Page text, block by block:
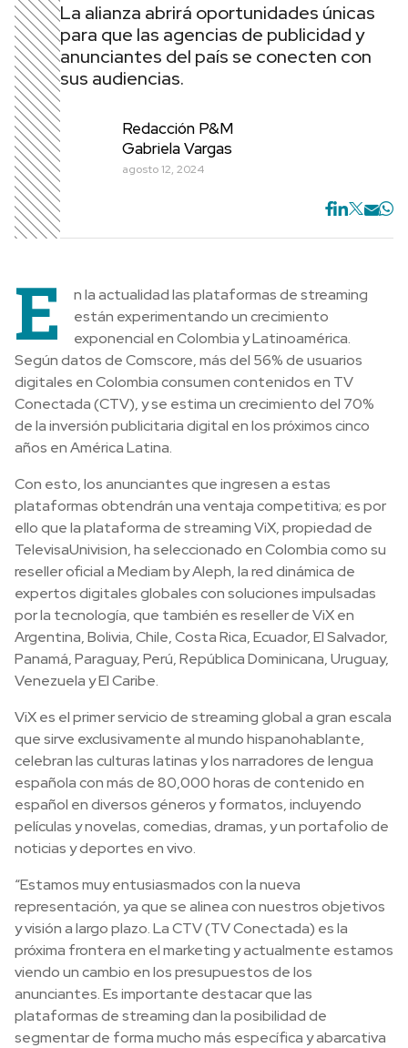
La alianza abrirá oportunidades únicas
para que las agencias de publicidad y
anunciantes del país se conecten con
sus audiencias.
Redacción P&M
Gabriela Vargas
agosto 12, 2024
E
n la actualidad las plataformas de streaming
están experimentando un crecimiento
exponencial en Colombia y Latinoamérica.
Según datos de Comscore, más del 56% de usuarios
digitales en Colombia consumen contenidos en TV
Conectada (CTV), y se estima un crecimiento del 70%
de la inversión publicitaria digital en los próximos cinco
años en América Latina.
Con esto, los anunciantes que ingresen a estas
plataformas obtendrán una ventaja competitiva; es por
ello que la plataforma de streaming ViX, propiedad de
TelevisaUnivision, ha seleccionado en Colombia como su
reseller oficial a Mediam by Aleph, la red dinámica de
expertos digitales globales con soluciones impulsadas
por la tecnología, que también es reseller de ViX en
Argentina, Bolivia, Chile, Costa Rica, Ecuador, El Salvador,
Panamá, Paraguay, Perú, República Dominicana, Uruguay,
Venezuela y El Caribe.
ViX es el primer servicio de streaming global a gran escala
que sirve exclusivamente al mundo hispanohablante,
celebran las culturas latinas y los narradores de lengua
española con más de 80,000 horas de contenido en
español en diversos géneros y formatos, incluyendo
películas y novelas, comedias, dramas, y un portafolio de
noticias y deportes en vivo.
“Estamos muy entusiasmados con la nueva
representación, ya que se alinea con nuestros objetivos
y visión a largo plazo. La CTV (TV Conectada) es la
próxima frontera en el marketing y actualmente estamos
viendo un cambio en los presupuestos de los
anunciantes. Es importante destacar que las
plataformas de streaming dan la posibilidad de
segmentar de forma mucho más específica y abarcativa